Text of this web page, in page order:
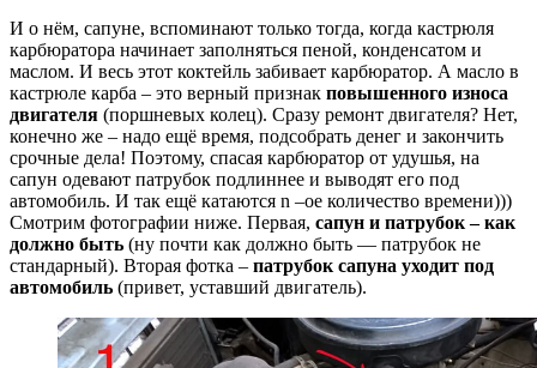
И о нём, сапуне, вспоминают только тогда, когда кастрюля
карбюратора начинает заполняться пеной, конденсатом и
маслом. И весь этот коктейль забивает карбюратор. А масло в
кастрюле карба – это верный признак повышенного износа
двигателя (поршневых колец). Сразу ремонт двигателя? Нет,
конечно же – надо ещё время, подсобрать денег и закончить
срочные дела! Поэтому, спасая карбюратор от удушья, на
сапун одевают патрубок подлиннее и выводят его под
автомобиль. И так ещё катаются n –ое количество времени)))
Смотрим фотографии ниже. Первая, сапун и патрубок – как
должно быть (ну почти как должно быть — патрубок не
стандарный). Вторая фотка – патрубок сапуна уходит под
автомобиль (привет, уставший двигатель).